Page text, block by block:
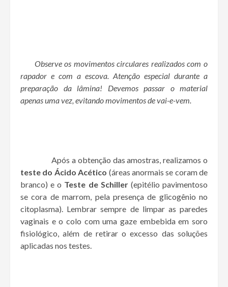
Observe os movimentos circulares realizados com o
rapador e com a escova. Atenção especial durante a
preparação da lâmina! Devemos passar o material
apenas uma vez, evitando movimentos de vai-e-vem.
Após a obtenção das amostras, realizamos o
teste do Ácido Acético (áreas anormais se coram de
branco) e o Teste de Schiller(epitélio pavimentoso
se cora de marrom, pela presença de glicogênio no
citoplasma). Lembrar sempre de limpar as paredes
vaginais e o colo com uma gaze embebida em soro
fisiológico, além de retirar o excesso das soluções
aplicadas nos testes.